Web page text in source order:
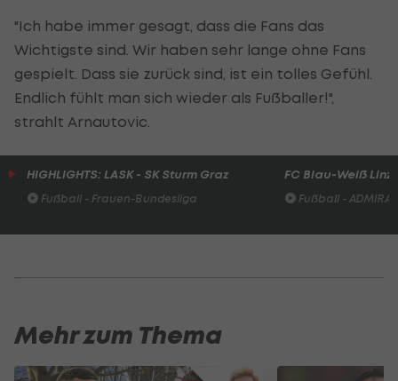
"Ich habe immer gesagt, dass die Fans das
Wichtigste sind. Wir haben sehr lange ohne Fans
gespielt. Dass sie zurück sind, ist ein tolles Gefühl.
Endlich fühlt man sich wieder als Fußballer!",
strahlt Arnautovic.
HIGHLIGHTS: LASK - SK Sturm Graz
Fußball - Frauen-Bundesliga
FC Blau-Weiß Linz
Fußball -
Mehr zum Thema